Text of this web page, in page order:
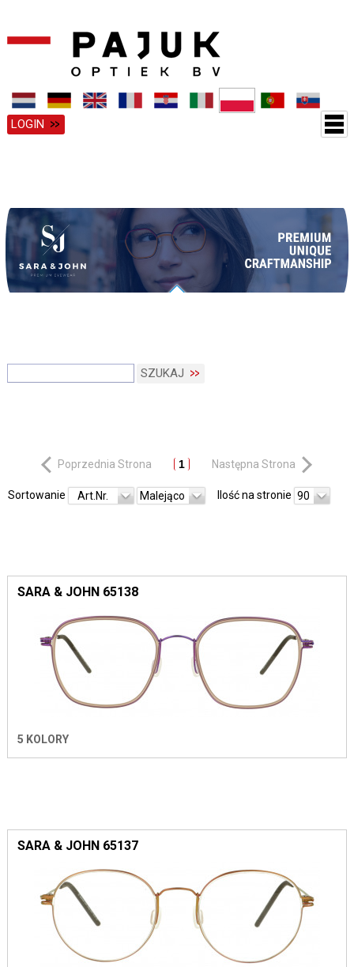
LOGIN
SZUKAJ
Poprzednia Strona 1 Następna Strona
Sortowanie Art.Nr. Malejąco Ilość na stronie 90
SARA & JOHN 65138
5 KOLORY
SARA & JOHN 65137